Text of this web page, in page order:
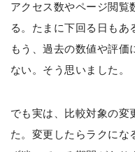
アクセス数やページ閲覧
る。たまに下回る日もあ
もう、過去の数値や評価
ない。そう思いました。
でも実は、比較対象の変
た。変更したらラクにな